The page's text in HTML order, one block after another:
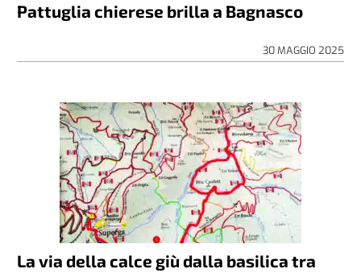
Pattuglia chierese brilla a Bagnasco
30 MAGGIO 2025
La via della calce giù dalla basilica tra